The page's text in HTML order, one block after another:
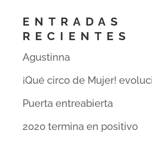
ENTRADAS
RECIENTES
Agustinna
¡Qué circo de Mujer!
Puerta entreabierta
2020 termina en positivo